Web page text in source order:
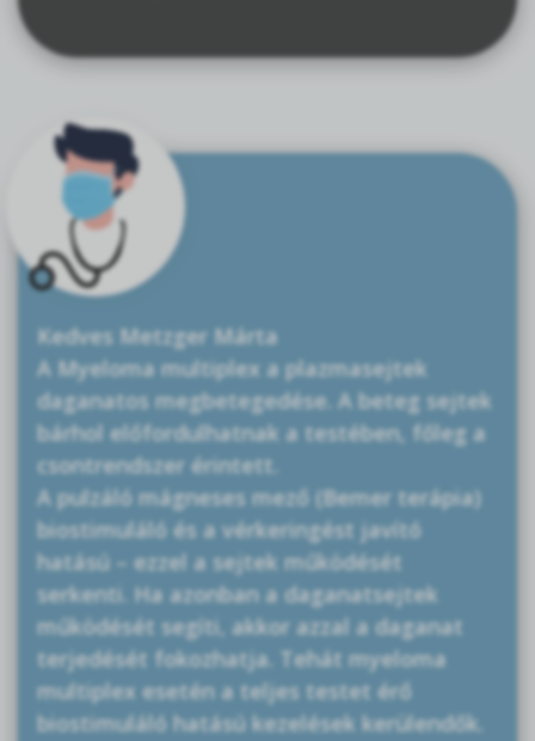
Kedves Metzger Márta
A Myeloma multiplex a plazmasejtek
daganatos megbetegedése. A beteg sejtek
bárhol előfordulhatnak a testében, főleg a
csontrendszer érintett.
A pulzáló mágneses mező (Bemer terápia)
biostimuláló és a vérkeringést javító
hatású – ezzel a sejtek működését
serkenti. Ha azonban a daganatsejtek
működését segíti, akkor azzal a daganat
terjedését fokozhatja. Tehát myeloma
multiplex esetén a teljes testet érő
biostimuláló hatású kezelések kerülendők.